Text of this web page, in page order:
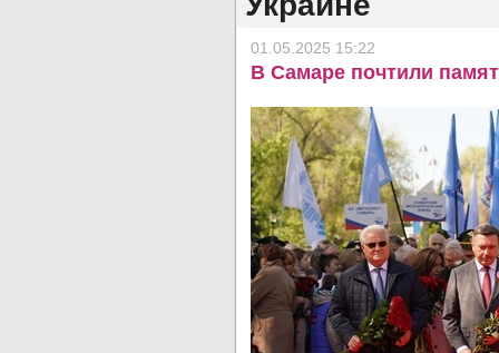
01.05.2025 15:22
В Самаре почтили